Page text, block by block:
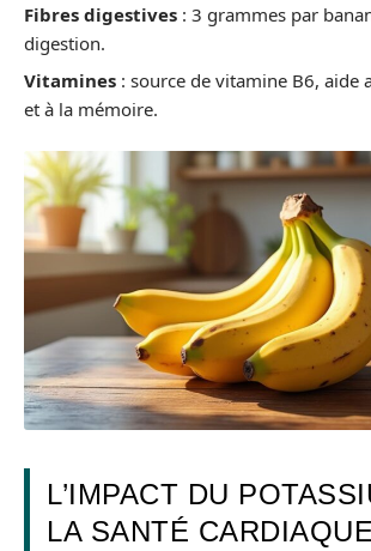
Fibres digestives : 3 grammes par
digestion.
Vitamines : source de vitamine B6, aide
et à la mémoire.
L’IMPACT DU
LA SANTÉ CARDIAQUE